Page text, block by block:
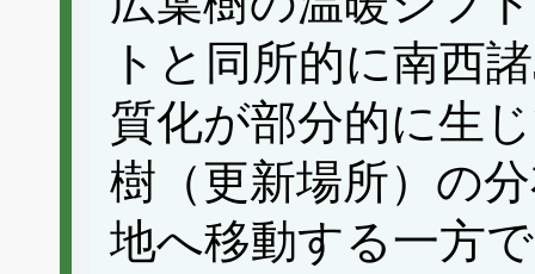
トと同所的に南西
質化が部分的に生
樹（更新場所）の
地へ移動する一方